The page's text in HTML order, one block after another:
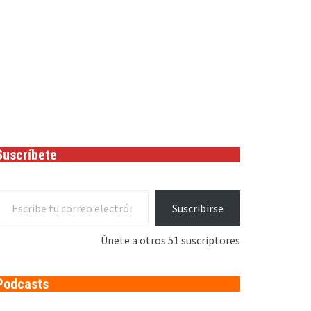
Suscribirse
Únete a otros 51 suscriptores